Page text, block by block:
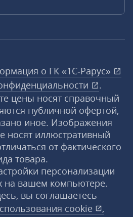
о ГК «1С‑Рарус»
.
цены носят справочный
публичной офертой,
иное. Изображения
носят иллюстративный
от фактического
товара.
персонализации
на вашем компьютере.
вы соглашаетесь
cookie
,